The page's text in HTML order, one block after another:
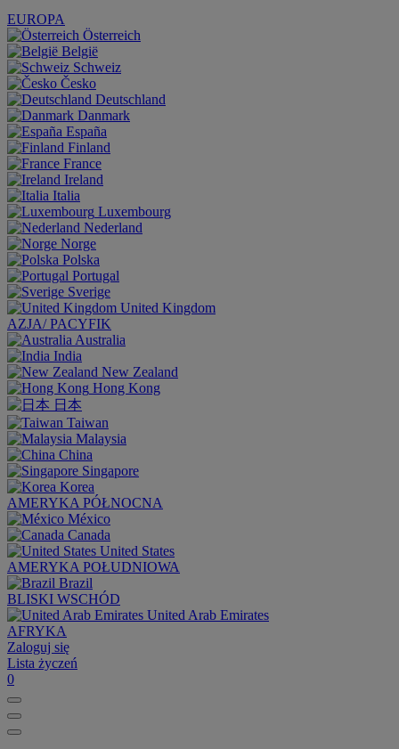
EUROPA
Österreich
België
Schweiz
Česko
Deutschland
Danmark
España
Finland
France
Ireland
Italia
Luxembourg
Nederland
Norge
Polska
Portugal
Sverige
United Kingdom
AZJA/ PACYFIK
Australia
India
New Zealand
Hong Kong
日本
Taiwan
Malaysia
China
Singapore
Korea
AMERYKA PÓŁNOCNA
México
Canada
United States
AMERYKA POŁUDNIOWA
Brazil
BLISKI WSCHÓD
United Arab Emirates
AFRYKA
Zaloguj się
Lista życzeń
0